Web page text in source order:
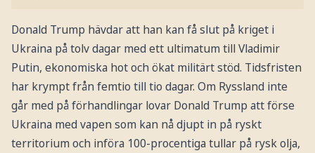
Donald Trump hävdar att han kan få slut på kriget i
Ukraina på tolv dagar med ett ultimatum till Vladimir
Putin, ekonomiska hot och ökat militärt stöd. Tidsfristen
har krympt från femtio till tio dagar. Om Ryssland inte
går med på förhandlingar lovar Donald Trump att förse
Ukraina med vapen som kan nå djupt in på ryskt
territorium och införa 100-procentiga tullar på rysk olja,